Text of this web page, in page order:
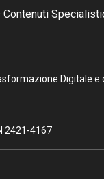
Contenuti
Digitale
2421-4167